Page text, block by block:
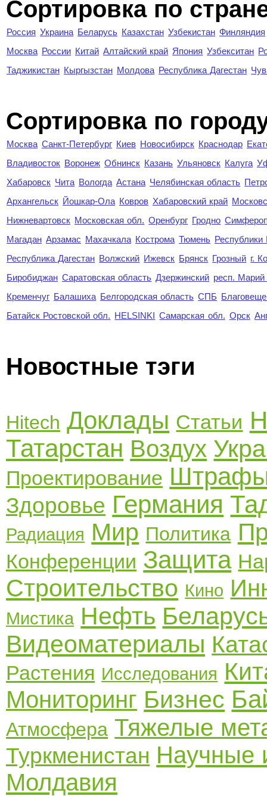
Сортировка по
Россия Украина Беларусь Казахстан Узбекистан Финляндия
Москва России Китай Алтайский край Япония Узбекситан
Таджикистан Кыргызстан Молдова Республика Дагестан
Cортировка по
Москва Санкт-Петербург Киев Новосибирск Краснодар
Владивосток Воронеж Обнинск Казань Ульяновск Калуга
Хабаровск Чита Вологда Астана Челябинская область
Архангельск Йошкар-Ола Ковров Хабаровский край
Нижневартовск Московская обл. Оренбург Гродно
Магадан Арзамас Махачкала Кострома Тюмень Республики
Республика Дагестан Волжский Ижевск Брянск Грозный г.
Биробиджан Саратовская область Дзержинский респ.
Кременчуг Балашиха Белгородская область СПБ
Батайск Ростовской обл. HELSINKI Самарская обл. Орск
Новостные тэги
Hitech Доклады Статьи
Татарстан Воздух
Проектирование
Здоровье Германия
Радиация Мир Политика
Конференции Защита
Строительство Кино
Мистика Нефть
Видеоматериалы
Растения Исследования
Мониторинг Бизнес
Атмосфера Тяжелые
Туркменистан Научные
Молдавия